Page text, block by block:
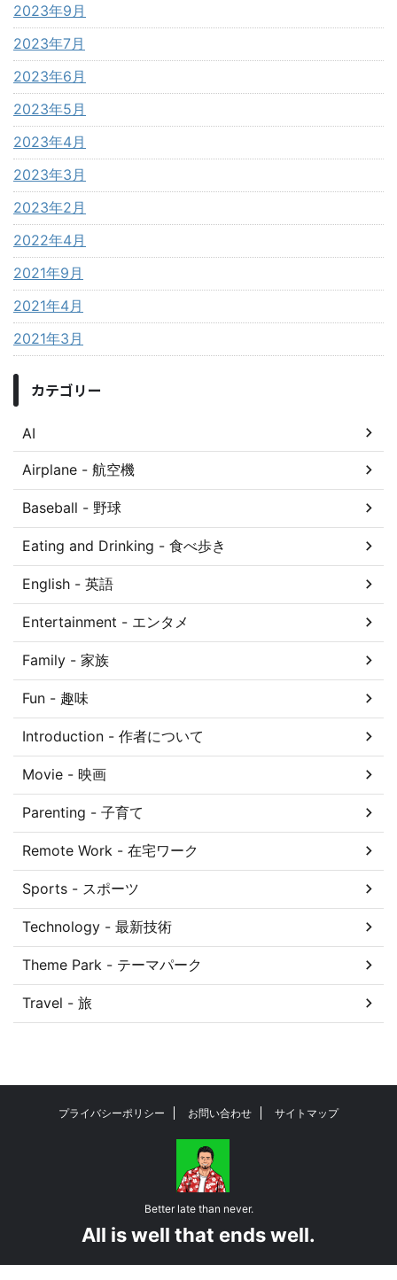
2023年9月
2023年7月
2023年6月
2023年5月
2023年4月
2023年3月
2023年2月
2022年4月
2021年9月
2021年4月
2021年3月
カテゴリー
AI
Airplane - 航空機
Baseball - 野球
Eating and Drinking - 食べ歩き
English - 英語
Entertainment - エンタメ
Family - 家族
Fun - 趣味
Introduction - 作者について
Movie - 映画
Parenting - 子育て
Remote Work - 在宅ワーク
Sports - スポーツ
Technology - 最新技術
Theme Park - テーマパーク
Travel - 旅
プライバシーポリシー お問い合わせ サイトマップ
Better late than never.
All is well that ends well.